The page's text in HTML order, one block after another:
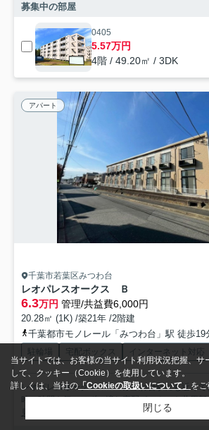
募集中の部屋
0405
5.57万円
4階 / 49.20㎡ / 3DK
アパート
千葉市若葉区みつわ台
レオパレスオークス Ｂ
6.3万円 管理/共益費6,000円
20.28㎡ (1K) /築21年 /2階建
千葉都市モノレール「みつわ台」駅 徒歩19
駐輪場 宅配ボックス インターネット対応
レオパレスオークス Ｂ：みつわ台駅にも近くて
時に時間を気にせずに済む宅配ボックスを共用
当サイトでは、お客様の当サイト利用状況把握、サ
して、クッキー（Cookie）を使用しています。
詳しくは、当社の「Cookieの取扱いについて」 を
閉じる